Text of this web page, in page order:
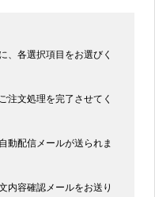
、各選択項目をお選びく
注文処理を完了させてく
動配信メールが送られま
内容確認メールをお送り